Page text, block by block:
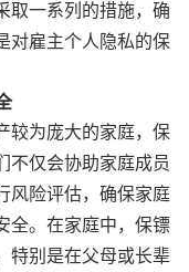
取一系列的措施，确
对雇主个人隐私的保
较为庞大的家庭，保
不仅会协助家庭成员
风险评估，确保家庭
全。在家庭中，保镖
特别是在父母或长辈